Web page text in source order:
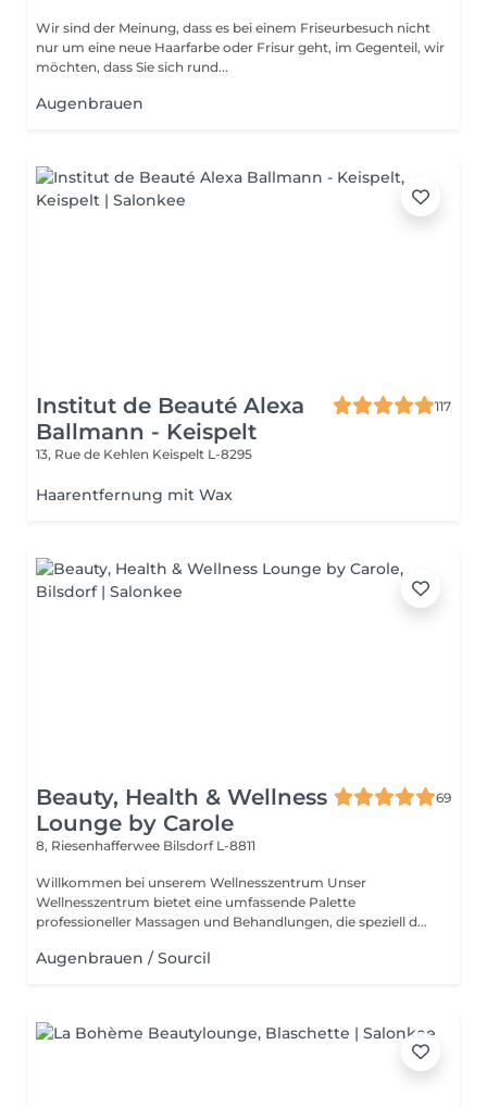
Wir sind der Meinung, dass es bei einem Friseurbesuch nicht
nur um eine neue Haarfarbe oder Frisur geht, im Gegenteil, wir
möchten, dass Sie sich rund...
Augenbrauen
Institut de Beauté Alexa
Ballmann - Keispelt
117
13, Rue de Kehlen Keispelt L-8295
Haarentfernung mit Wax
Beauty, Health & Wellness
Lounge by Carole
69
8, Riesenhafferwee Bilsdorf L-8811
Willkommen bei unserem Wellnesszentrum Unser
Wellnesszentrum bietet eine umfassende Palette
professioneller Massagen und Behandlungen, die speziell d...
Augenbrauen / Sourcil